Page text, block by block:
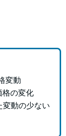
変動
格の変化
変動の少ない